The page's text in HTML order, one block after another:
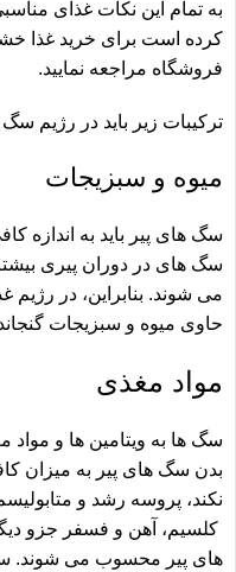
به تمام این نکات غذای
کرده است برای خرید غذا
فروشگاه مراجعه نمایید.
ترکیبات زیر باید در رژیم
میوه و سبزیجات
سگ های پیر باید به اندازه
سگ های در دوران پیری
می شوند. بنابراین، در رژیم
حاوی میوه و سبزیجات
مواد مغذی
سگ ها به ویتامین ها و مواد
بدن سگ های پیر به میزان
نکند، پروسه رشد و
کلسیم، آهن و فسفر جزو
های پیر محسوب می شوند.